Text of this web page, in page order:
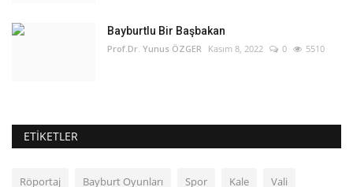
Bayburtlu Bir Başbakan
Prof.Dr. Yunus ÖZGER Kasım 8, 2022 0 5510
ETIKETLER
Röportaj Bayburt Oyunları Spor Kale Vali